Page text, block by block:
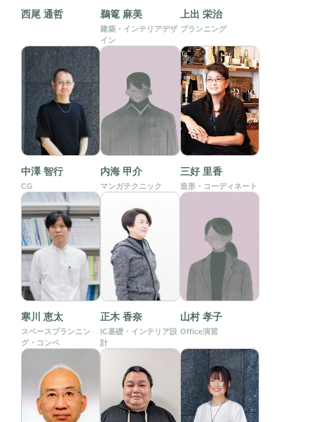
西尾 通哲 鵜篭 麻美
建築・インテリアデザ
イン
上出 栄治
プランニング
中澤 智行
CG
内海 甲介
マンガテクニック
三好 里香
造形・コーディネート
寒川 恵太
スペースプランニン
グ・コンペ
正木 香奈
IC基礎・インテリア設
計
山村 孝子
Office演習